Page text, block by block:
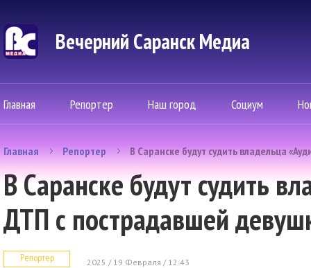
Вечерний Саранск Mедиа
Главная Репортер Наш город Социум
Главная Репортер В Саранске будут судить владельца
В Саранске будут судить
ДТП с пострадавшей
Репортер 2025 / 19 Февраля / 12:43